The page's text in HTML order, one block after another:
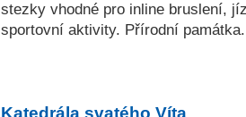
stezky vhodné pro inline bruslení,
sportovní aktivity. Přírodní památka.
Katedrála svatého Víta